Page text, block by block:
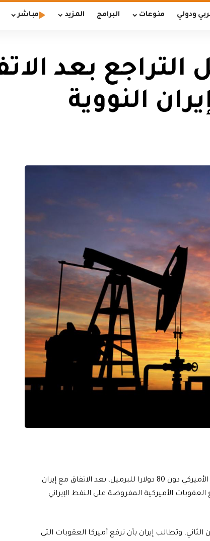
ودولي منوعات البرامج المزيد مباشر
بعد
النووية
واصل النفط تراجعه، اليوم الخميس، لتهبط العقود الآجلة للخام الأميركي دون 80 دولارا للبرميل، بعد الاتفاق مع إيران
الأميركية المفروضة على النفط الإيراني
الكبرى المحادثات يوم 29 نوفمبر تشرين الثاني. وتطالب إيران بأن ترفع أميركا العقوبات التي